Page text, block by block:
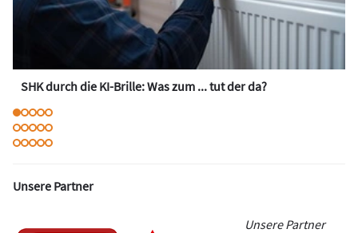
SHK durch die KI-Brille: Was zum ... tut der da?
Unsere Partner
Unsere Partner